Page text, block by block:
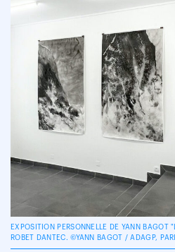
EXPOSITION PERSONNELLE DE YANN BAGOT
ROBET DANTEC. ©YANN BAGOT / ADAGP,